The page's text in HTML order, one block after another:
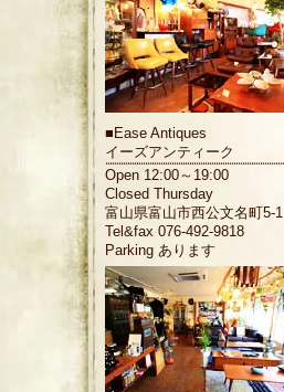
■ Ease Antiques
イーズアンティーク
Open 12:00～19:00
Closed Thursday
富山県富山市西公文名町5-1
Tel&fax 076-492-9818
Parking あります